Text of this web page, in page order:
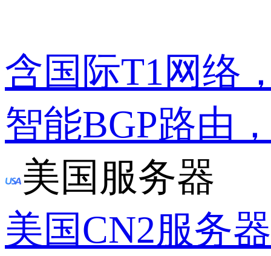
含国际T1网络
智能BGP路由
美国服务器
美国CN2服务器